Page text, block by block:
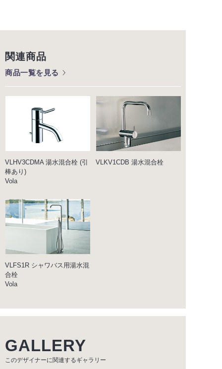
関連商品
商品一覧を見る
VLHV3CDMA 湯水混合栓 (引
棒あり)
Vola
VLKV1CDB 湯水混合栓
VLFS1R シャワバス用湯水混
合栓
Vola
GALLERY
このデザイナーに関連するギャラリー